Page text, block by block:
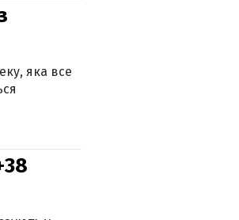
яка все